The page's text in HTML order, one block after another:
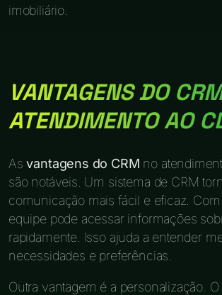
imobiliário.
VANTAGENS DO
ATENDIMENTO AO
Asvantagens do CRM no
são notáveis. Um sistema de CRM
comunicação mais fácil e eficaz.
equipe pode acessar informações
rapidamente. Isso ajuda a entender
necessidades e preferências.
Outra vantagem é a personalização.